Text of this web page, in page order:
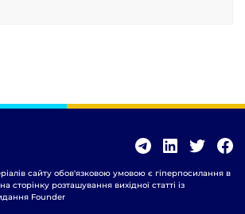
сайту обов'язковою умовою є гіперпосилання в
сторінку розташування вихідної статті із
Founder